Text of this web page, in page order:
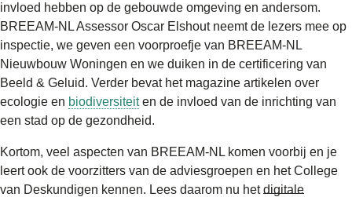
invloed hebben op de gebouwde omgeving en andersom.
BREEAM-NL Assessor Oscar Elshout neemt de lezers mee op
inspectie, we geven een voorproefje van BREEAM-NL
Nieuwbouw Woningen en we duiken in de certificering van
Beeld & Geluid. Verder bevat het magazine artikelen over
ecologie en biodiversiteiten de invloed van de inrichting van
een stad op de gezondheid.
Kortom, veel aspecten van BREEAM-NL komen voorbij en je
leert ook de voorzitters van de adviesgroepen en het College
van Deskundigen kennen. Lees daarom nu hetdigitale